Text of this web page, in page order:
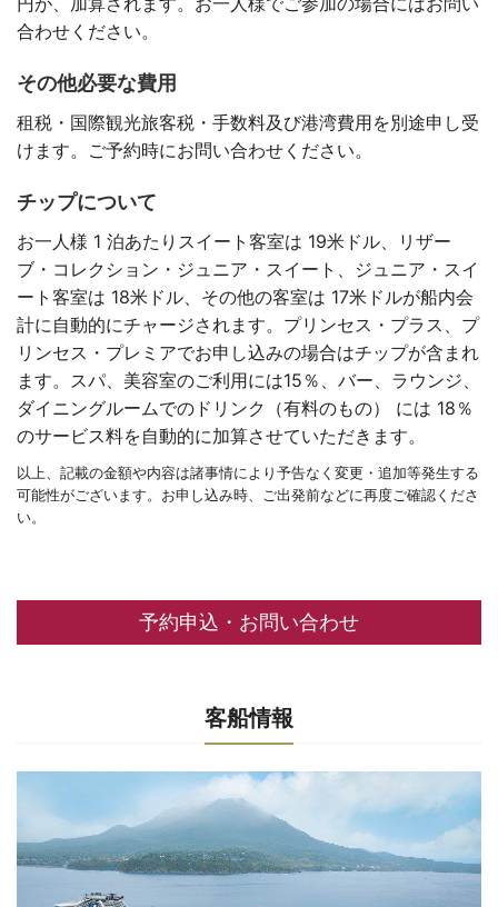
合わせください。
その他必要な費用
租税・国際観光旅客税・手数料及び港湾費用を別途申し受
けます。ご予約時にお問い合わせください。
チップについて
お一人様 1 泊あたりスイート客室は 19米ドル、リザー
ブ・コレクション・ジュニア・スイート、ジュニア・スイ
ート客室は 18米ドル、その他の客室は 17米ドルが船内会
計に自動的にチャージされます。プリンセス・プラス、プ
リンセス・プレミアでお申し込みの場合はチップが含まれ
ます。スパ、美容室のご利用には15％、バー、ラウンジ、
ダイニングルームでのドリンク（有料のもの） には 18％
のサービス料を自動的に加算させていただきます。
以上、記載の金額や内容は諸事情により予告なく変更・追加等発生する
可能性がございます。お申し込み時、ご出発前などに再度ご確認くださ
い。
予約申込・お問い合わせ
客船情報